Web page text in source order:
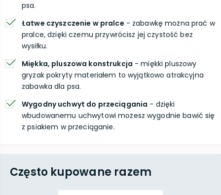
psa.
Łatwe czyszczenie w pralce - zabawkę można prać w
pralce, dzięki czemu przywrócisz jej czystość bez
wysiłku.
Miękka, pluszowa konstrukcja - miękki pluszowy
gryzak pokryty materiałem to wyjątkowo atrakcyjna
zabawka dla psa.
Wygodny uchwyt do przeciągania - dzięki
wbudowanemu uchwytowi możesz wygodnie bawić się
z psiakiem w przeciąganie.
Często kupowane razem